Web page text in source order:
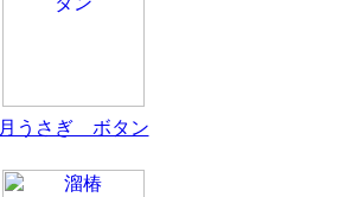
月うさぎ ボタン